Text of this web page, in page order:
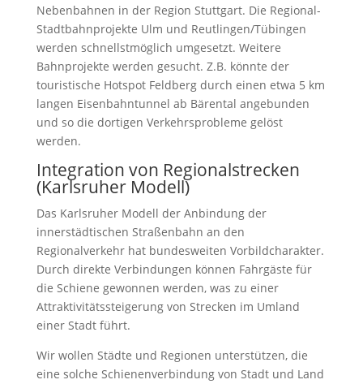
Nebenbahnen in der Region Stuttgart. Die Regional-
Stadtbahnprojekte Ulm und Reutlingen/Tübingen
werden schnellstmöglich umgesetzt. Weitere
Bahnprojekte werden gesucht. Z.B. könnte der
touristische Hotspot Feldberg durch einen etwa 5 km
langen Eisenbahntunnel ab Bärental angebunden
und so die dortigen Verkehrsprobleme gelöst
werden.
Integration von Regionalstrecken
(Karlsruher Modell)
Das Karlsruher Modell der Anbindung der
innerstädtischen Straßenbahn an den
Regionalverkehr hat bundesweiten Vorbildcharakter.
Durch direkte Verbindungen können Fahrgäste für
die Schiene gewonnen werden, was zu einer
Attraktivitätssteigerung von Strecken im Umland
einer Stadt führt.
Wir wollen Städte und Regionen unterstützen, die
eine solche Schienenverbindung von Stadt und Land